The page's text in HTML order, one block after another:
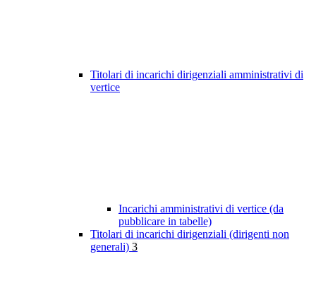
Titolari di incarichi dirigenziali amministrativi di
vertice
Incarichi amministrativi di vertice (da
pubblicare in tabelle)
Titolari di incarichi dirigenziali (dirigenti non
generali) 3